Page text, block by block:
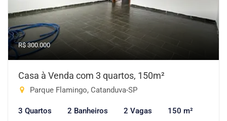
R$ 300.000
Casa à Venda com 3 quartos, 150m²
Parque Flamingo, Catanduva-SP
3 Quartos 2 Banheiros 2 Vagas 150 m²